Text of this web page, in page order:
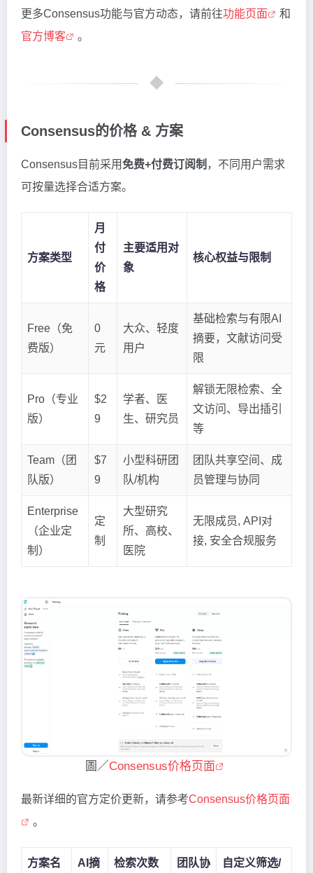
更多Consensus功能与官方动态，请前往功能页面
和
官方博客
。
Consensus的价格 & 方案
Consensus目前采用免费+付费订阅制 ，不同用户需求
可按量选择合适方案。
方案类型
月
付
价
格
主要适用对
象
核心权益与限制
Free（免
费版）
0
元
大众、轻度
用户
基础检索与有限AI
摘要，文献访问受
限
Pro（专业
版）
$2
9
学者、医
生、研究员
解锁无限检索、全
文访问、导出插引
等
Team（团
队版）
$7
9
小型科研团
队/机构
团队共享空间、成
员管理与协同
Enterprise
（企业定
制）
定
制
大型研究
所、高校、
医院
无限成员, API对
接, 安全合规服务
圖／Consensus价格页面
最新详细的官方定价更新，请参考Consensus价格页面
。
方案名
AI摘
检索次数
团队协
自定义筛选/